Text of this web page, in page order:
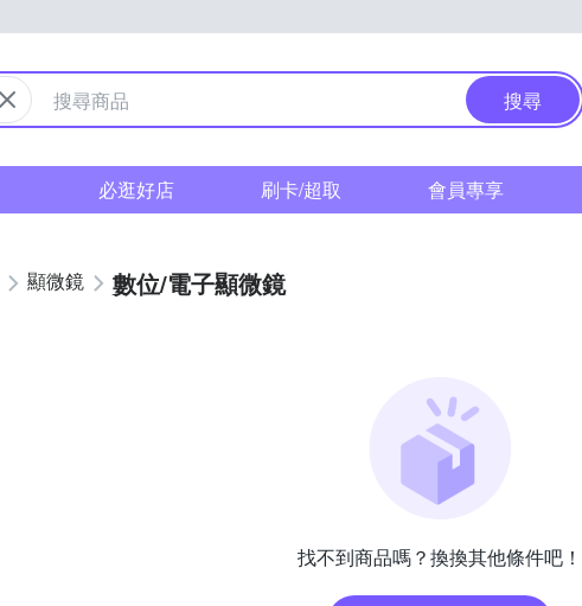
搜尋
必逛好店 刷卡/超取 會員專享
顯微鏡 數位/電子顯微鏡
找不到商品嗎？換換其他條件吧！